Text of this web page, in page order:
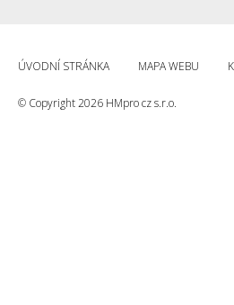
ÚVODNÍ STRÁNKA MAPA WEBU
© Copyright 2026 HMpro cz s.r.o.